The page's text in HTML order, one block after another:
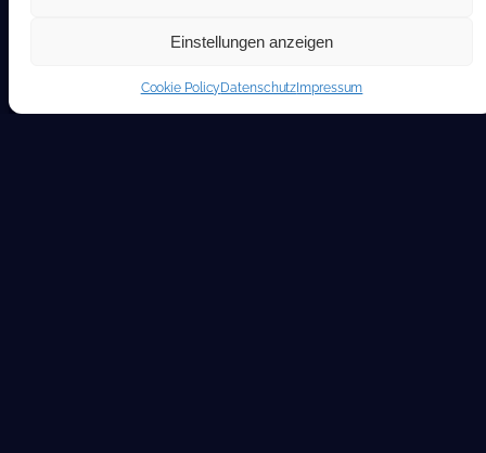
Einstellungen anzeigen
Cookie Policy Datenschutz Impressum